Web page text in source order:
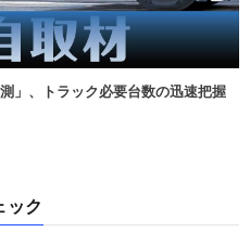
」、トラック必要台数の迅速把握
ック